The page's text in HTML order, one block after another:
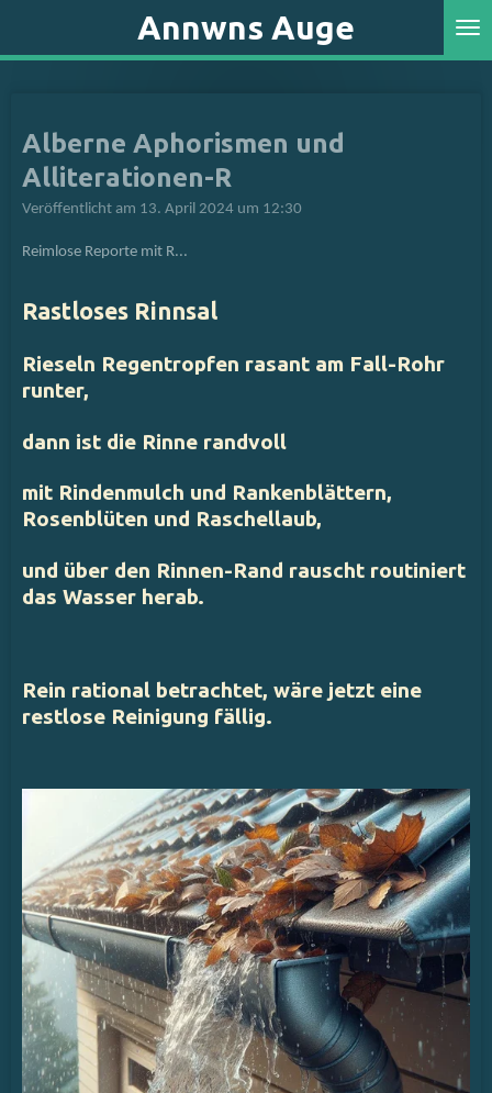
Annwns Auge
Alberne Aphorismen und
Alliterationen-R
Veröffentlicht am 13. April 2024 um 12:30
Reimlose Reporte mit R...
Rastloses Rinnsal
Rieseln Regentropfen rasant am Fall-Rohr
runter,
dann ist die Rinne randvoll
mit Rindenmulch und Rankenblättern,
Rosenblüten und Raschellaub,
und über den Rinnen-Rand rauscht routiniert
das Wasser herab.
Rein rational betrachtet, wäre jetzt eine
restlose Reinigung fällig.